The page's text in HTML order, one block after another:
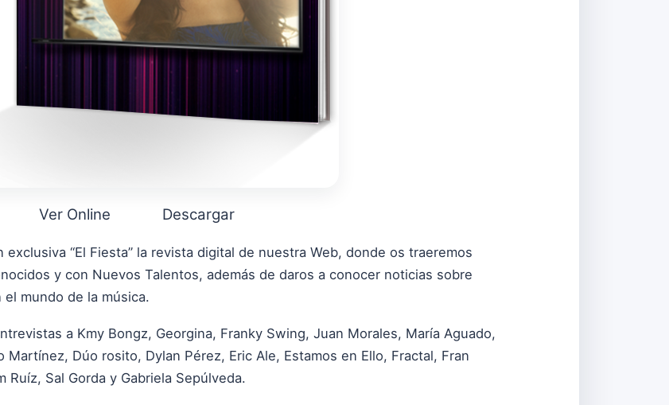
Ver Online Descargar
“El Fiesta” la revista digital de nuestra Web, donde os traeremos
y con Nuevos Talentos, además de daros a conocer noticias sobre
mundo de la música.
a Kmy Bongz, Georgina, Franky Swing, Juan Morales, María Aguado,
Martínez, Dúo rosito, Dylan Pérez, Eric Ale, Estamos en Ello, Fractal, Fran
Ruíz, Sal Gorda y Gabriela Sepúlveda.